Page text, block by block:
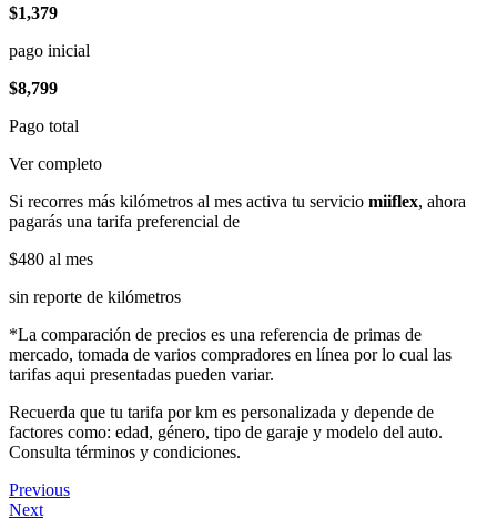
$1,379
pago inicial
$8,799
Pago total
Ver completo
Si recorres más kilómetros al mes activa tu servicio miiflex, ahora
pagarás una tarifa preferencial de
$480 al mes
sin reporte de kilómetros
*La comparación de precios es una referencia de primas de
mercado, tomada de varios compradores en línea por lo cual las
tarifas aqui presentadas pueden variar.
Recuerda que tu tarifa por km es personalizada y depende de
factores como: edad, género, tipo de garaje y modelo del auto.
Consulta términos y condiciones.
Previous
Next